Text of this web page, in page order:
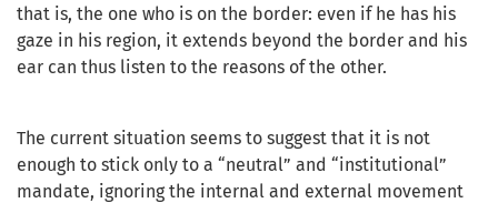
that is, the one who is on the border: even if he has his
gaze in his region, it extends beyond the border and his
ear can thus listen to the reasons of the other.
The current situation seems to suggest that it is not
enough to stick only to a “neutral” and “institutional”
mandate, ignoring the internal and external movement